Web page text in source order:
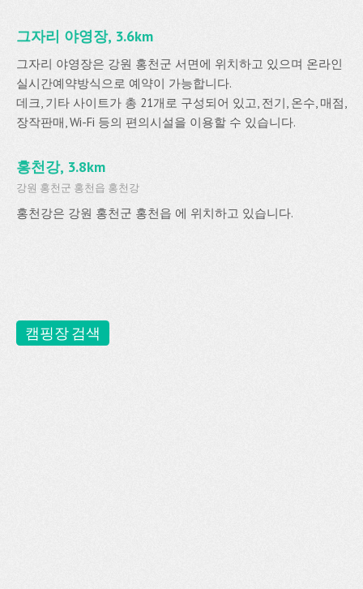
그자리 야영장, 3.6km
그자리 야영장은 강원 홍천군 서면에 위치하고 있으며 온라인
실시간예약방식으로 예약이 가능합니다.
데크, 기타 사이트가 총 21개로 구성되어 있고, 전기, 온수, 매점,
장작판매, Wi-Fi 등의 편의시설을 이용할 수 있습니다.
홍천강, 3.8km
강원 홍천군 홍천읍 홍천강
홍천강은 강원 홍천군 홍천읍 에 위치하고 있습니다.
캠핑장 검색